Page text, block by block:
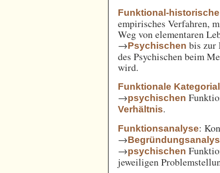
Funktional-
empirisches Verfahren,
Weg von elementaren
→Psychischen bis zur
des Psychischen beim
wird.
Funktionale
→psychischen
Verhältnis.
Funktionsanalyse:
→
→psychischen
jeweiligen